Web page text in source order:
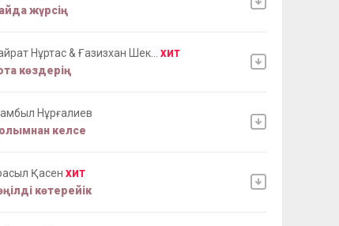
жүрсің
Нұртас & Ғазизхан Шек... ХИТ
көздерің
Нұрғалиев
келсе
Қасен ХИТ
көтерейік